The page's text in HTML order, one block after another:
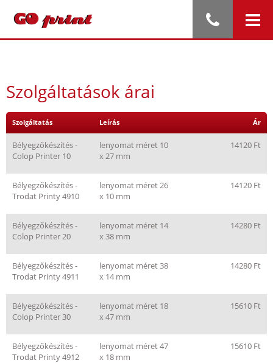
Szolgáltatások árai
Szolgáltatás Leírás Ár
Bélyegzőkészítés -
Colop Printer 10
lenyomat méret 10
x 27 mm
14120 Ft
Bélyegzőkészítés -
Trodat Printy 4910
lenyomat méret 26
x 10 mm
14120 Ft
Bélyegzőkészítés -
Colop Printer 20
lenyomat méret 14
x 38 mm
14280 Ft
Bélyegzőkészítés -
Trodat Printy 4911
lenyomat méret 38
x 14 mm
14280 Ft
Bélyegzőkészítés -
Colop Printer 30
lenyomat méret 18
x 47 mm
15610 Ft
Bélyegzőkészítés -
Trodat Printy 4912
lenyomat méret 47
x 18 mm
15610 Ft